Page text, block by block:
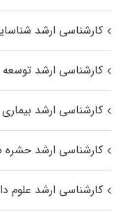
کارشناسی ارشد
کارشناسی ارشد
کارشناسی ارشد
کارشناسی ارشد
کارشناسی ارشد علوم